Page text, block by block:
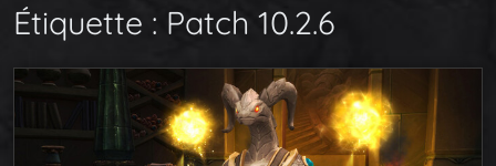
Étiquette : Patch 10.2.6